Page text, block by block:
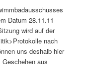
Datum 28.11.11
wird auf der
nach
uns deshalb hier
aus